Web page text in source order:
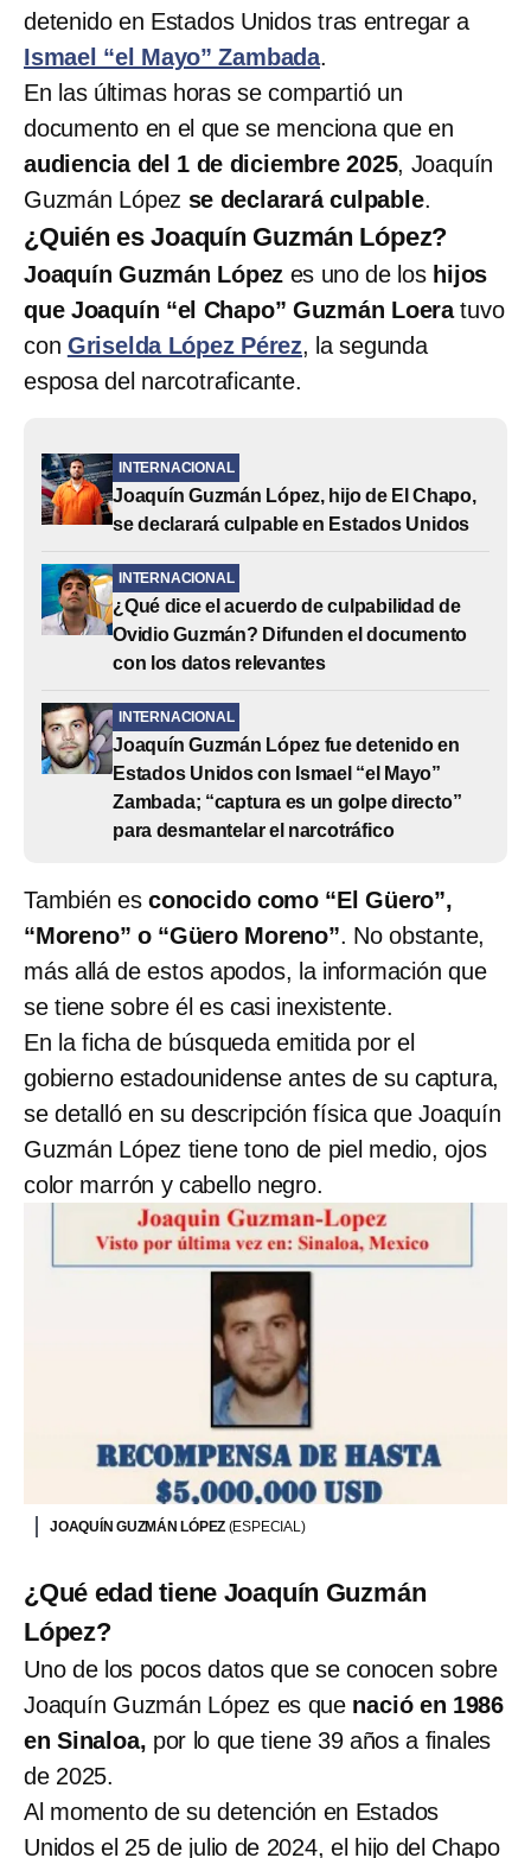
detenido en Estados Unidos tras entregar a
Ismael “el Mayo” Zambada.
En las últimas horas se compartió un
documento en el que se menciona que en
audiencia del 1 de diciembre 2025, Joaquín
Guzmán López se declarará culpable.
¿Quién es Joaquín Guzmán López?
Joaquín Guzmán López es uno de los hijos
que Joaquín “el Chapo” Guzmán Loeratuvo
con Griselda López Pérez, la segunda
esposa del narcotraficante.
INTERNACIONAL
Joaquín Guzmán López, hijo de El Chapo,
se declarará culpable en Estados Unidos
INTERNACIONAL
¿Qué dice el acuerdo de culpabilidad de
Ovidio Guzmán? Difunden el documento
con los datos relevantes
INTERNACIONAL
Joaquín Guzmán López fue detenido en
Estados Unidos con Ismael “el Mayo”
Zambada; “captura es un golpe directo”
para desmantelar el narcotráfico
También es conocido como “El Güero”,
“Moreno” o “Güero Moreno”. No obstante,
más allá de estos apodos, la información que
se tiene sobre él es casi inexistente.
En la ficha de búsqueda emitida por el
gobierno estadounidense antes de su captura,
se detalló en su descripción física que Joaquín
Guzmán López tiene tono de piel medio, ojos
color marrón y cabello negro.
JOAQUÍN GUZMÁN LÓPEZ (ESPECIAL)
¿Qué edad tiene Joaquín Guzmán
López?
Uno de los pocos datos que se conocen sobre
Joaquín Guzmán López es que nació en 1986
en Sinaloa, por lo que tiene 39 años a finales
de 2025.
Al momento de su detención en Estados
Unidos el 25 de julio de 2024, el hijo del Chapo